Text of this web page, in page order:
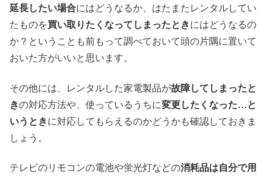
延長したい場合にはどうなるか、はたまたレンタルしてい
たものを買い取りたくなってしまったときにはどうなるの
か？ということも前もって調べておいて頭の片隅に置いて
おいた方がいいと思います。
その他には、レンタルした家電製品が故障してしまったと
きの対応方法や、使っているうちに変更したくなった…と
いうときに対応してもらえるのかどうかも確認しておきま
しょう。
テレビのリモコンの電池や蛍光灯などの消耗品は自分で用